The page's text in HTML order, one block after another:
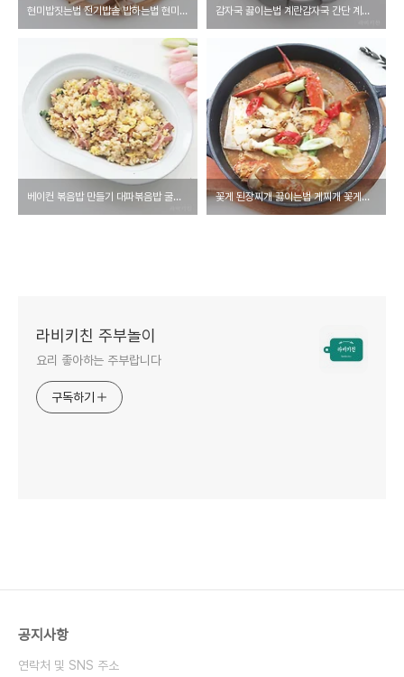
현미밥짓는법 전기밥솥 밥하는법 현미쌀 현미밥 다이어트 잡곡밥 감자국 끓이는법 계란감자국 간단 계란국끓이는법
베이컨 볶음밥 만들기 대파볶음밥 굴소스로 간단하게 꽃게 된장찌개 끓이는법 게찌개 꽃게요리 꽃게 찌개 된장요리 해물된장찌개
라비키친 주부놀이
요리 좋아하는 주부랍니다
구독하기
공지사항
연락처 및 SNS 주소